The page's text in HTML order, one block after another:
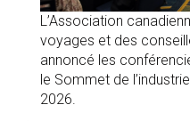
L’Association
voyages et des
annoncé les
le Sommet de
2026.